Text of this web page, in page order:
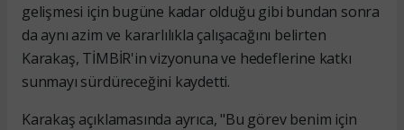
gelişmesi için bugüne kadar olduğu gibi bundan sonra
da aynı azim ve kararlılıkla çalışacağını belirten
Karakaş, TİMBİR'in vizyonuna ve hedeflerine katkı
sunmayı sürdüreceğini kaydetti.
Karakaş açıklamasında ayrıca, "Bu görev benim için